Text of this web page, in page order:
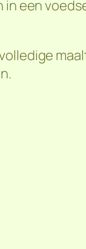
in een